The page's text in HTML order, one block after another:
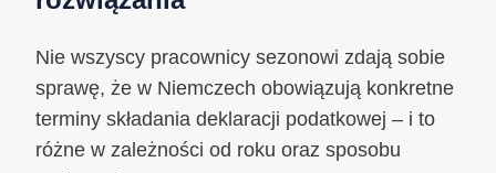
Nie wszyscy pracownicy sezonowi zdają sobie
sprawę, że w Niemczech obowiązują konkretne
terminy składania deklaracji podatkowej – i to
różne w zależności od roku oraz sposobu